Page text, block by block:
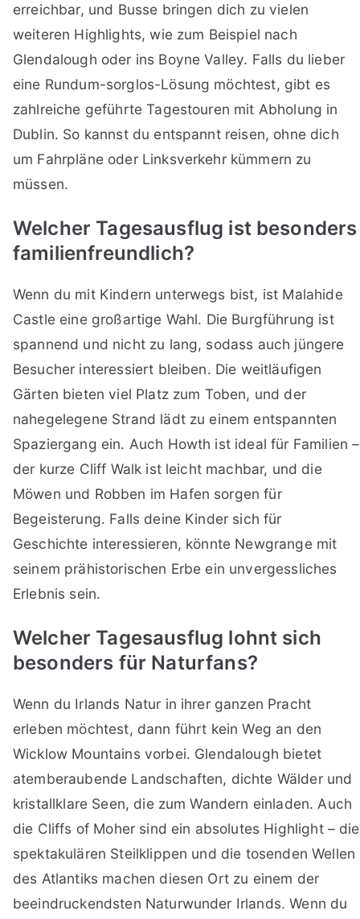
erreichbar, und Busse bringen dich zu vielen
weiteren Highlights, wie zum Beispiel nach
Glendalough oder ins Boyne Valley. Falls du lieber
eine Rundum-sorglos-Lösung möchtest, gibt es
zahlreiche geführte Tagestouren mit Abholung in
Dublin. So kannst du entspannt reisen, ohne dich
um Fahrpläne oder Linksverkehr kümmern zu
müssen.
Welcher Tagesausflug ist besonders
familienfreundlich?
Wenn du mit Kindern unterwegs bist, ist Malahide
Castle eine großartige Wahl. Die Burgführung ist
spannend und nicht zu lang, sodass auch jüngere
Besucher interessiert bleiben. Die weitläufigen
Gärten bieten viel Platz zum Toben, und der
nahegelegene Strand lädt zu einem entspannten
Spaziergang ein. Auch Howth ist ideal für Familien –
der kurze Cliff Walk ist leicht machbar, und die
Möwen und Robben im Hafen sorgen für
Begeisterung. Falls deine Kinder sich für
Geschichte interessieren, könnte Newgrange mit
seinem prähistorischen Erbe ein unvergessliches
Erlebnis sein.
Welcher Tagesausflug lohnt sich
besonders für Naturfans?
Wenn du Irlands Natur in ihrer ganzen Pracht
erleben möchtest, dann führt kein Weg an den
Wicklow Mountains vorbei. Glendalough bietet
atemberaubende Landschaften, dichte Wälder und
kristallklare Seen, die zum Wandern einladen. Auch
die Cliffs of Moher sind ein absolutes Highlight – die
spektakulären Steilklippen und die tosenden Wellen
des Atlantiks machen diesen Ort zu einem der
beeindruckendsten Naturwunder Irlands. Wenn du